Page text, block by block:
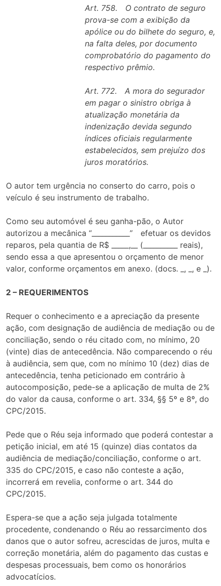
Art. 758. O contrato de seguro
prova-se com a exibição da
apólice ou do bilhete do seguro, e,
na falta deles, por documento
comprobatório do pagamento do
respectivo prêmio.
Art. 772. A mora do segurador
em pagar o sinistro obriga à
atualização monetária da
indenização devida segundo
índices oficiais regularmente
estabelecidos, sem prejuízo dos
juros moratórios.
O autor tem urgência no conserto do carro, pois o
veículo é seu instrumento de trabalho.
Como seu automóvel é seu ganha-pão, o Autor
autorizou a mecânica “___________” efetuar os devidos
reparos, pela quantia de R$ _____,__ (__________ reais),
sendo essa a que apresentou o orçamento de menor
valor, conforme orçamentos em anexo. (docs. _, _, e _).
2 – REQUERIMENTOS
Requer o conhecimento e a apreciação da presente
ação, com designação de audiência de mediação ou de
conciliação, sendo o réu citado com, no mínimo, 20
(vinte) dias de antecedência. Não comparecendo o réu
à audiência, sem que, com no mínimo 10 (dez) dias de
antecedência, tenha peticionado em contrário à
autocomposição, pede-se a aplicação de multa de 2%
do valor da causa, conforme o art. 334, §§ 5º e 8º, do
CPC/2015.
Pede que o Réu seja informado que poderá contestar a
petição inicial, em até 15 (quinze) dias contatos da
audiência de mediação/conciliação, conforme o art.
335 do CPC/2015, e caso não conteste a ação,
incorrerá em revelia, conforme o art. 344 do
CPC/2015.
Espera-se que a ação seja julgada totalmente
procedente, condenando o Réu ao ressarcimento dos
danos que o autor sofreu, acrescidas de juros, multa e
correção monetária, além do pagamento das custas e
despesas processuais, bem como os honorários
advocatícios.